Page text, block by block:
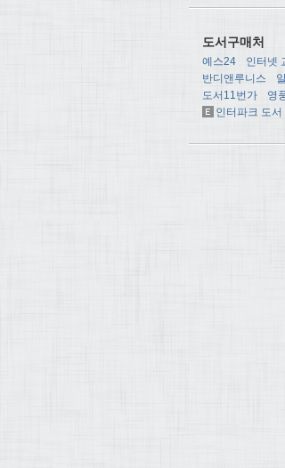
도서구매처
예스24
인터넷
반디앤루니스
도서11번가
영
인터파크 도서